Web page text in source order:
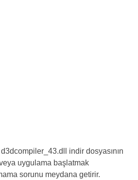
indir dosyasının
uygulama başlatmak
sorunu meydana getirir.